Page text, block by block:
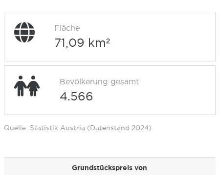
Fläche
71,09 km²
Bevölkerung gesamt
4.566
Quelle: Statistik Austria (Datenstand 2024)
Grundstückspreis von